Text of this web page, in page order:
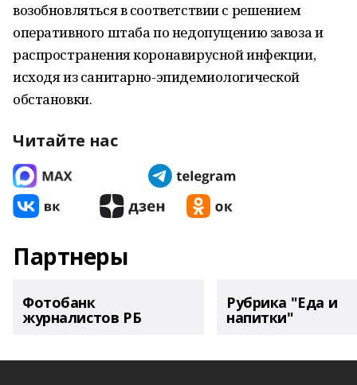
возобновляться в соответствии с решением
оперативного штаба по недопущению завоза и
распространения коронавирусной инфекции,
исходя из санитарно-эпидемиологической
обстановки.
Читайте нас
Партнеры
Фотобанк
журналистов РБ
Рубрика "Еда и
напитки"